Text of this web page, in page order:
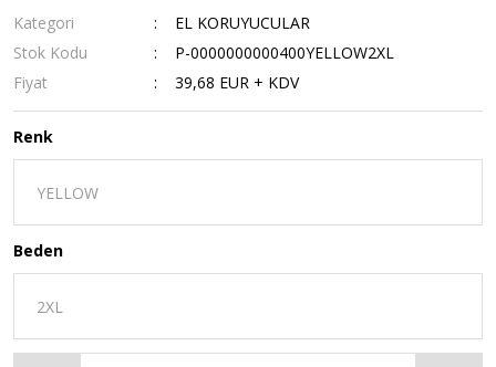
Kategori
EL KORUYUCULAR
Stok Kodu
P-0000000000400YELLOW2XL
Fiyat
39,68 EUR + KDV
Renk
Beden